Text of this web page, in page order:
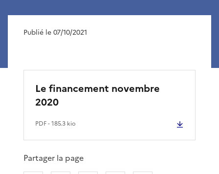
Publié le 07/10/2021
Le financement novembre
2020
PDF- 185.3 kio
Partager la page